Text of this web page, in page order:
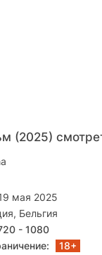
(2025)
мая 2025
Бельгия
- 1080
18+